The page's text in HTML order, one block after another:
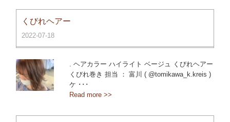
くびれヘアー
2022-07-18
. ヘアカラー ハイライト ベージュ くびれヘアー
くびれ巻き 担当 ： 富川 ( @tomikawa_k.kreis )
ケ ･･･
Read more >>